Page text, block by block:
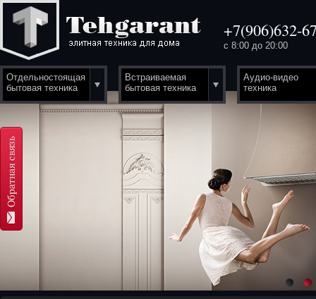
+7(906)632-
с 8:00 до 20:00
Отдельностоящая
бытовая техника
Встраиваемая
бытовая техника
Аудио-видео
техника